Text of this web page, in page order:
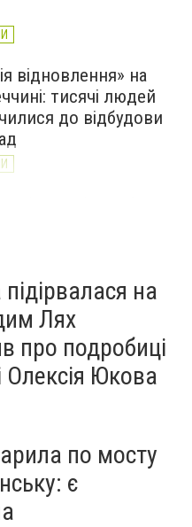
відновлення» на
тисячі людей
до відбудови
на Донеччині
на
Лях
про подробиці
Олексія Юкова
по мосту
є